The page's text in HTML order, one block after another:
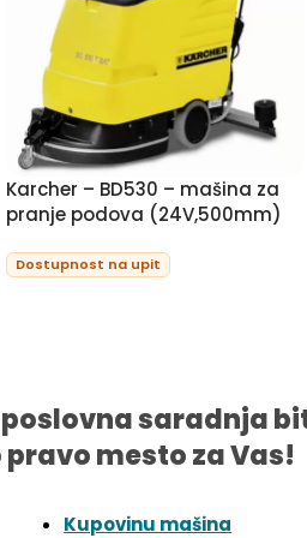
Karcher – BD530 – mašina za
pranje podova (24V,500mm)
Dostupnost na upit
saradnja
mesto za Vas!
Kupovinu mašina